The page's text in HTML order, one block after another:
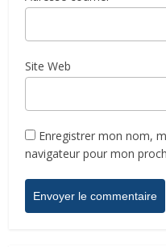
Site Web
Enregistrer mon nom,
navigateur pour mon